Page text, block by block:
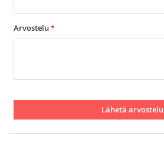
Arvostelu
Lähetä arvostelu